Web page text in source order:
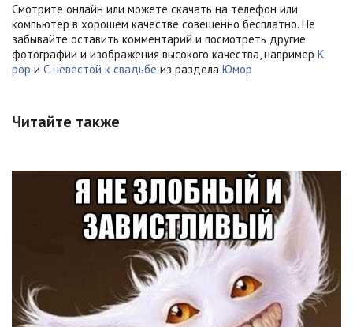
Смотрите онлайн или можете скачать на телефон или
компьютер в хорошем качестве совешенно бесплатно. Не
забывайте оставить комментарий и посмотреть другие
фотографии и изображения высокого качества, например К
рор и С невестой к свадьбе из раздела Юмор
Читайте также